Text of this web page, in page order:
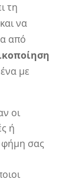
τη
να
από
με
οι
ή
φήμη σας